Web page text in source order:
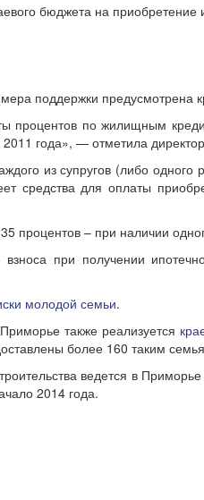
бюджета на приобретение
поддержки предусмотрена
процентов по жилищным
года», — отметила
из супругов (либо
средства для оплаты
процентов – при наличии
при получении
молодой семьи.
также реализуется
более 160 таким
ведется в
2014 года.